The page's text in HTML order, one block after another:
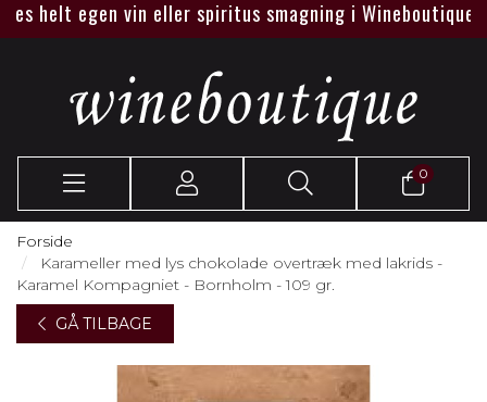
egen vin eller spiritus smagning i Wineboutique
0
Forside
Karameller med lys chokolade overtræk med lakrids -
Karamel Kompagniet - Bornholm - 109 gr.
GÅ TILBAGE